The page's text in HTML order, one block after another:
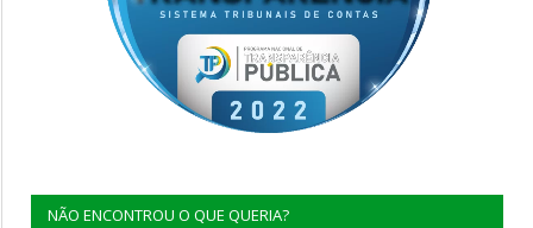
NÃO ENCONTROU O QUE QUERIA?